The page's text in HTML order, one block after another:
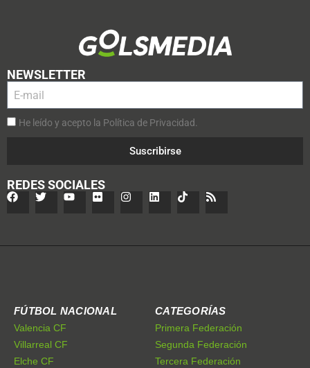
NEWSLETTER
He leído y acepto la Política de Privacidad.
Suscribirse
REDES SOCIALES
FÚTBOL NACIONAL
Valencia CF
Villarreal CF
Elche CF
CATEGORÍAS
Primera Federación
Segunda Federación
Tercera Federación